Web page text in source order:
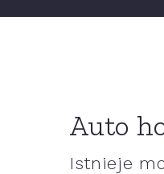
Auto
Istnieje